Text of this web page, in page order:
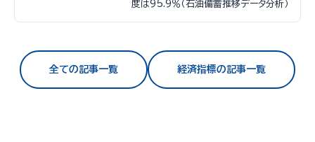
度は95.9％（石油備蓄推移データ分析）
全ての記事一覧 経済指標の記事一覧